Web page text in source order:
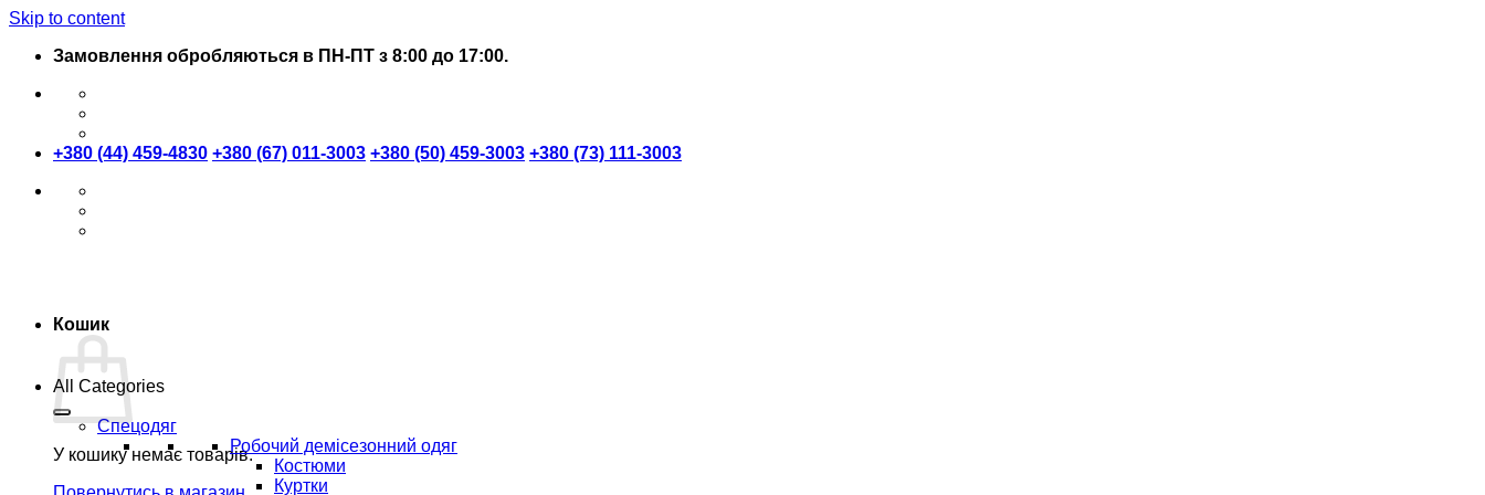
Skip to content
Замовлення обробляються в ПН-ПТ з 8:00 до 17:00.
+380 (44) 459-4830 +380 (67) 011-3003 +380 (50) 459-3003 +380 (73) 111-3003
Кошик
У кошику немає товарів.
All Categories
Спецодяг
Робочий демісезонний одяг
Костюми
Куртки